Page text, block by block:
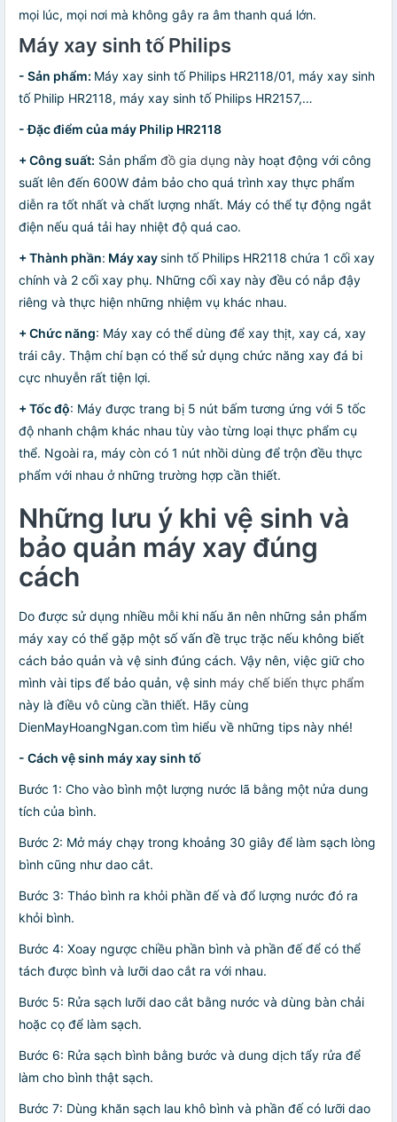
mọi lúc, mọi nơi mà không gây ra âm thanh quá lớn.
Máy xay sinh tố Philips
- Sản phẩm: Máy xay sinh tố Philips HR2118/01, máy xay sinh
tố Philip HR2118, máy xay sinh tố Philips HR2157,…
- Đặc điểm của máy Philip HR2118
+ Công suất: Sản phẩm đồ gia dụng này hoạt động với công
suất lên đến 600W đảm bảo cho quá trình xay thực phẩm
diễn ra tốt nhất và chất lượng nhất. Máy có thể tự động ngắt
điện nếu quá tải hay nhiệt độ quá cao.
+ Thành phần: Máy xaysinh tố Philips HR2118 chứa 1 cối xay
chính và 2 cối xay phụ. Những cối xay này đều có nắp đậy
riêng và thực hiện những nhiệm vụ khác nhau.
+ Chức năng: Máy xay có thể dùng để xay thịt, xay cá, xay
trái cây. Thậm chí bạn có thể sử dụng chức năng xay đá bi
cực nhuyễn rất tiện lợi.
+ Tốc độ: Máy được trang bị 5 nút bấm tương ứng với 5 tốc
độ nhanh chậm khác nhau tùy vào từng loại thực phẩm cụ
thể. Ngoài ra, máy còn có 1 nút nhồi dùng để trộn đều thực
phẩm với nhau ở những trường hợp cần thiết.
Những lưu ý khi vệ sinh và
bảo quản máy xay đúng
cách
Do được sử dụng nhiều mỗi khi nấu ăn nên những sản phẩm
máy xay có thể gặp một số vấn đề trục trặc nếu không biết
cách bảo quản và vệ sinh đúng cách. Vậy nên, việc giữ cho
mình vài tips để bảo quản, vệ sinh máy chế biến thực phẩm
này là điều vô cùng cần thiết. Hãy cùng
DienMayHoangNgan.com tìm hiểu về những tips này nhé!
- Cách vệ sinh máy xay sinh tố
Bước 1: Cho vào bình một lượng nước lã bằng một nửa dung
tích của bình.
Bước 2: Mở máy chạy trong khoảng 30 giây để làm sạch lòng
bình cũng như dao cắt.
Bước 3: Tháo bình ra khỏi phần đế và đổ lượng nước đó ra
khỏi bình.
Bước 4: Xoay ngược chiều phần bình và phần đế để có thể
tách được bình và lưỡi dao cắt ra với nhau.
Bước 5: Rửa sạch lưỡi dao cắt bằng nước và dùng bàn chải
hoặc cọ để làm sạch.
Bước 6: Rửa sạch bình bằng bước và dung dịch tẩy rửa để
làm cho bình thật sạch.
Bước 7: Dùng khăn sạch lau khô bình và phần đế có lưỡi dao